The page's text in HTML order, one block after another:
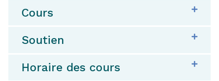
Cours
Soutien
Horaire des cours